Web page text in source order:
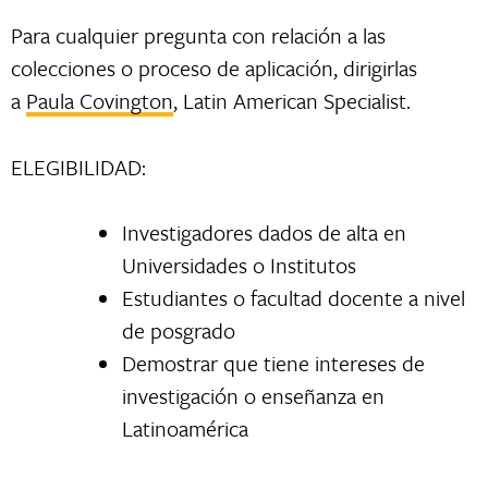
Para cualquier pregunta con relación a las
colecciones o proceso de aplicación, dirigirlas
a Paula Covington, Latin American Specialist.
ELEGIBILIDAD:
Investigadores dados de alta en
Universidades o Institutos
Estudiantes o facultad docente a nivel
de posgrado
Demostrar que tiene intereses de
investigación o enseñanza en
Latinoamérica